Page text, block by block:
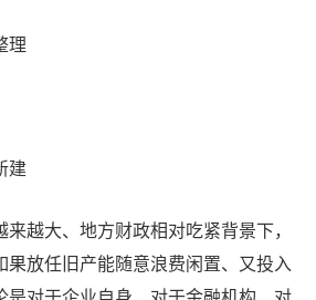
理
建
越大、地方财政相对吃紧背景下，
果放任旧产能随意浪费闲置、又投入